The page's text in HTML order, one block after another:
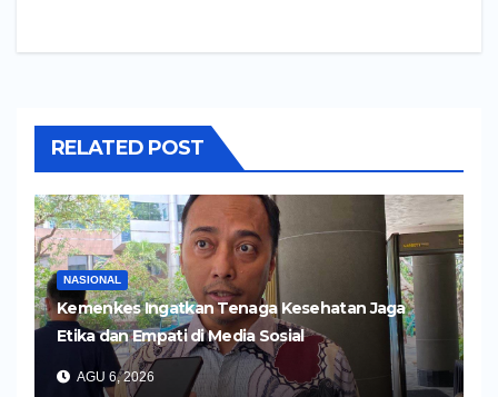
RELATED POST
NASIONAL
Kemenkes Ingatkan Tenaga Kesehatan Jaga
Etika dan Empati di Media Sosial
AGU 6, 2026